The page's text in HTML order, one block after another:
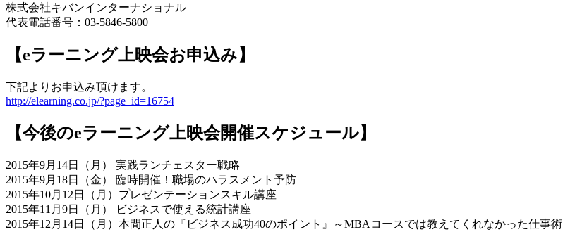
株式会社キバンインターナショナル
代表電話番号：03-5846-5800
【eラーニング上映会お申込み】
下記よりお申込み頂けます。
http://elearning.co.jp/?page_id=16754
【今後のeラーニング上映会開催スケジュール】
2015年9月14日（月） 実践ランチェスター戦略
2015年9月18日（金） 臨時開催！職場のハラスメント予防
2015年10月12日（月）プレゼンテーションスキル講座
2015年11月9日（月） ビジネスで使える統計講座
2015年12月14日（月）本間正人の『ビジネス成功40のポイント』～MBAコースでは教えてくれなかった仕事術